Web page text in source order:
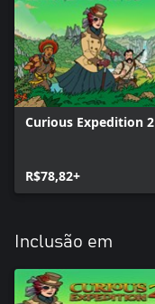
Curious Expedition 2
R$78,82+
Inclusão em